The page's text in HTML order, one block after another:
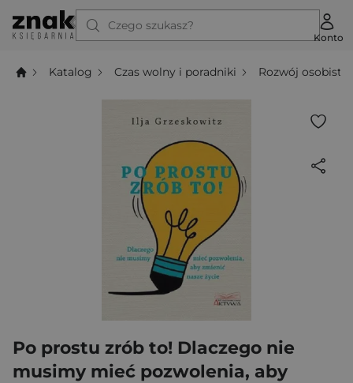
Czego szukasz?
Konto
Katalog Czas wolny i poradniki Rozwój osobisty
Po prostu zrób to! Dlaczego nie
musimy mieć pozwolenia, aby